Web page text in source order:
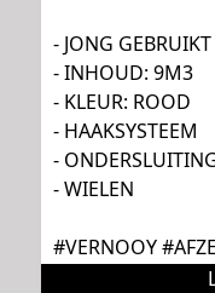
- JONG GEBRUIKT
- INHOUD: 9M3
- KLEUR: ROOD
- HAAKSYSTEEM
-
- WIELEN
#VERNOOY